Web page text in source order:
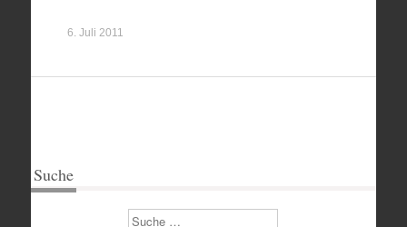
6. Juli 2011
Suche
Suchen